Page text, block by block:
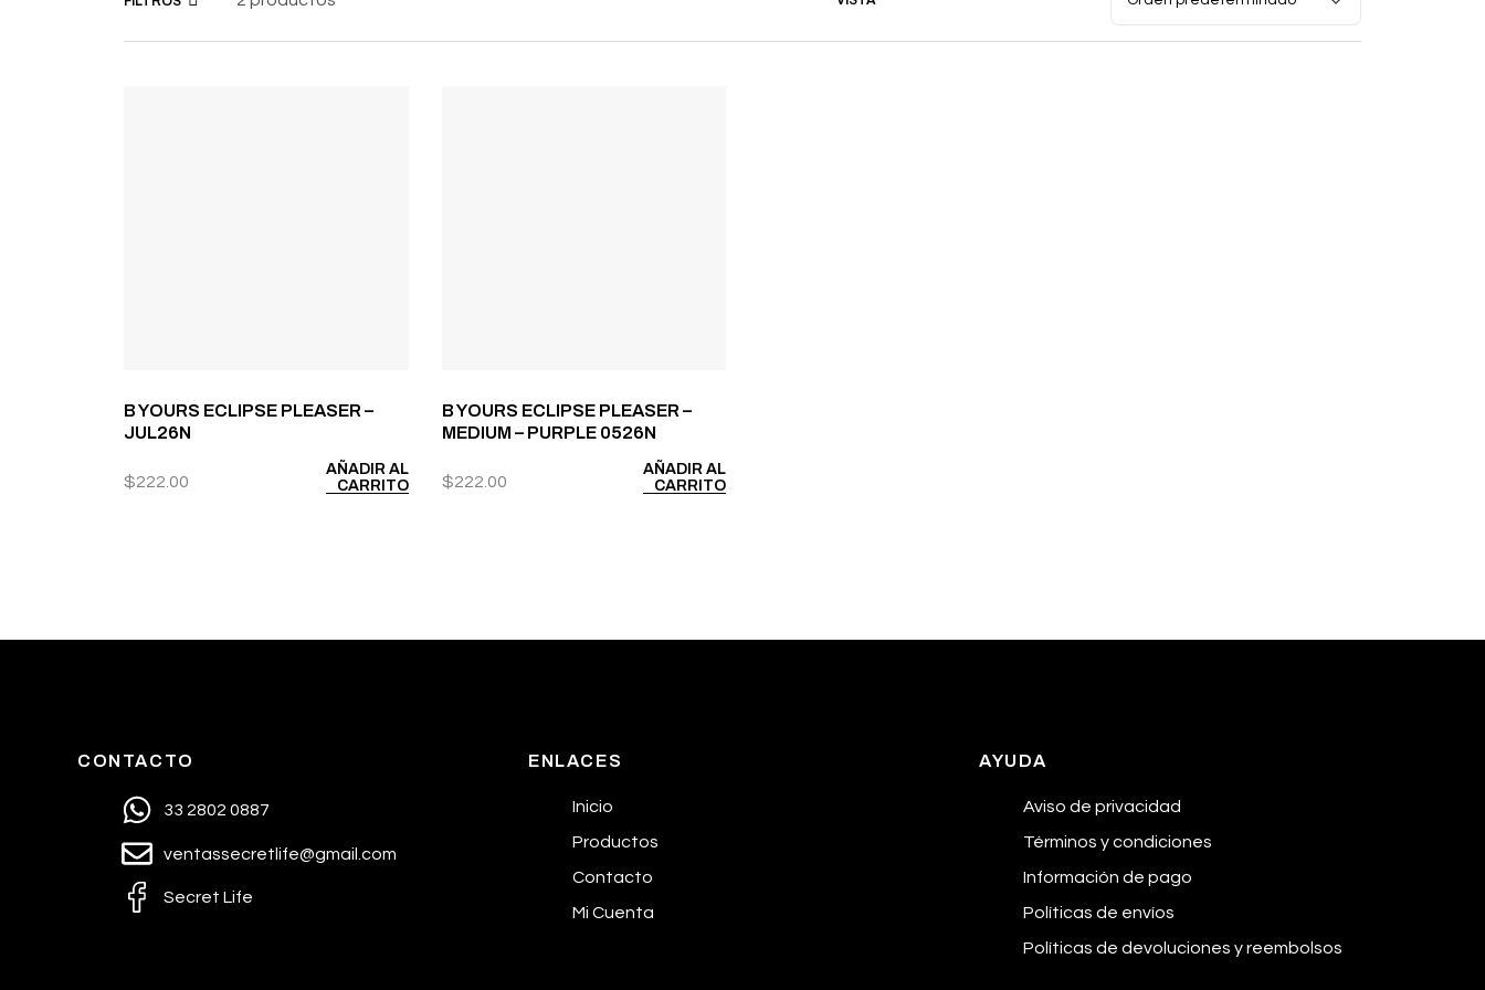
B YOURS ECLIPSE PLEASER –
JUL26N
$222.00
AÑADIR AL
CARRITO
B YOURS ECLIPSE PLEASER –
MEDIUM – PURPLE 0526N
$222.00
AÑADIR AL
CARRITO
CONTACTO
33 2802 0887
ventassecretlife@gmail.com
Secret Life
ENLACES
Inicio
Productos
Contacto
Mi Cuenta
AYUDA
Aviso de privacidad
Términos y condiciones
Información de pago
Políticas de envíos
Políticas de devoluciones y reembolsos